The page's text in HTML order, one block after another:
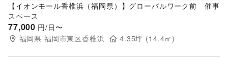
【イオンモール香椎浜（福岡県）】グローバルワーク前 催事
スペース
77,000 円/日〜
福岡県 福岡市東区香椎浜 4.35坪 (14.4㎡)